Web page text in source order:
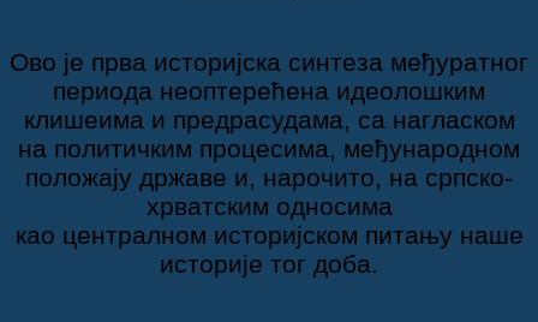
Ово је прва историјска синтеза међуратног
периода неоптерећена идеолошким
клишеима и предрасудама, са нагласком
на политичким процесима, међународном
положају државе и, нарочито, на српско-
хрватским односима
као централнoм историјскoм питању наше
историје тог доба.